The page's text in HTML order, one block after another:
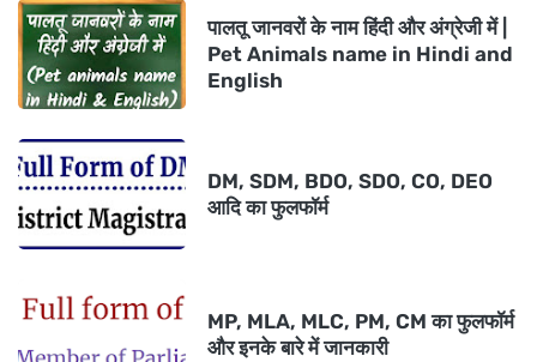
पालतू जानवरों के नाम हिंदी और अंग्रेजी में |
Pet Animals name in Hindi and
English
DM, SDM, BDO, SDO, CO, DEO
आदि का फुलफॉर्म
MP, MLA, MLC, PM, CM का फुलफॉर्म
और इनके बारे में जानकारी